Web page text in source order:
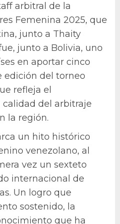
arbitral de la
Femenina 2025, que
junto a Thaity
junto a Bolivia, uno
en aportar cinco
edición del torneo
refleja el
del arbitraje
la región.
un hito histórico
venezolano, al
vez un sexteto
internacional de
Un logro que
sostenido, la
que ha